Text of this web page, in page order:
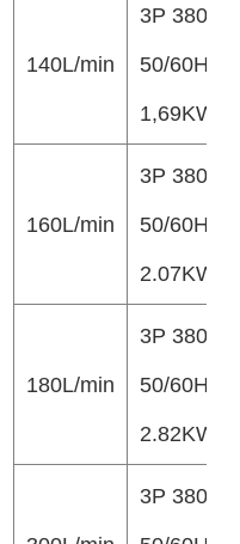
140L/min
3P 380V
50/60HZ
1,69KW
160L/min
3P 380V
50/60HZ
2.07KW
180L/min
3P 380V
50/60HZ
2.82KW
3P 380V